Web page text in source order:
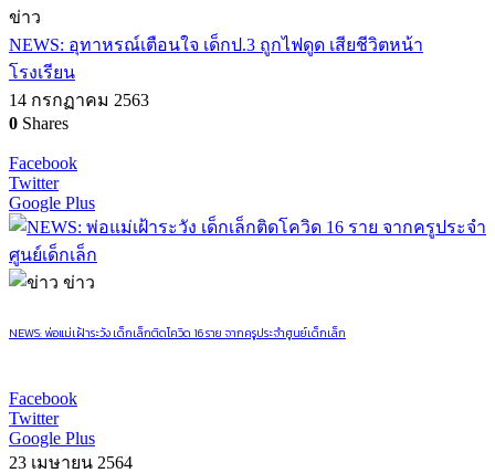
ข่าว
NEWS: อุทาหรณ์เตือนใจ เด็กป.3 ถูกไฟดูด เสียชีวิตหน้า
โรงเรียน
14 กรกฏาคม 2563
0 Shares
Facebook
Twitter
Google Plus
ข่าว
NEWS: พ่อแม่เฝ้าระวัง เด็กเล็กติดโควิด 16 ราย จากครูประจำศูนย์เด็กเล็ก
Facebook
Twitter
Google Plus
23 เมษายน 2564